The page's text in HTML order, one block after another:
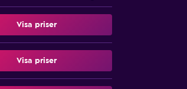
Visa priser
Visa priser